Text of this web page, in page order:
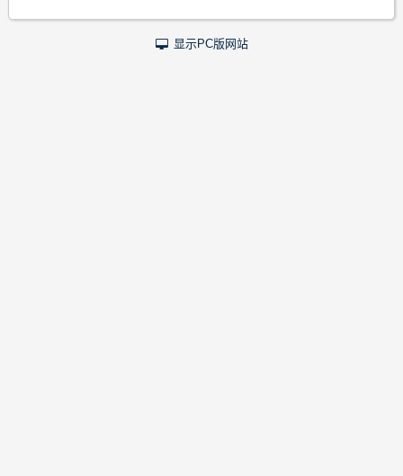
显示PC版网站